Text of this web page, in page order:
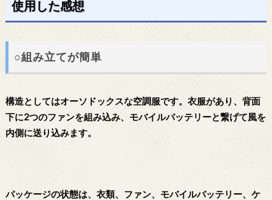
使用した感想
○組み立てが簡単
構造としてはオーソドックスな空調服です。衣服があり、背面
下に2つのファンを組み込み、モバイルバッテリーと繋げて風を
内側に送り込みます。
パッケージの状態は、衣類、ファン、モバイルバッテリー、ケ